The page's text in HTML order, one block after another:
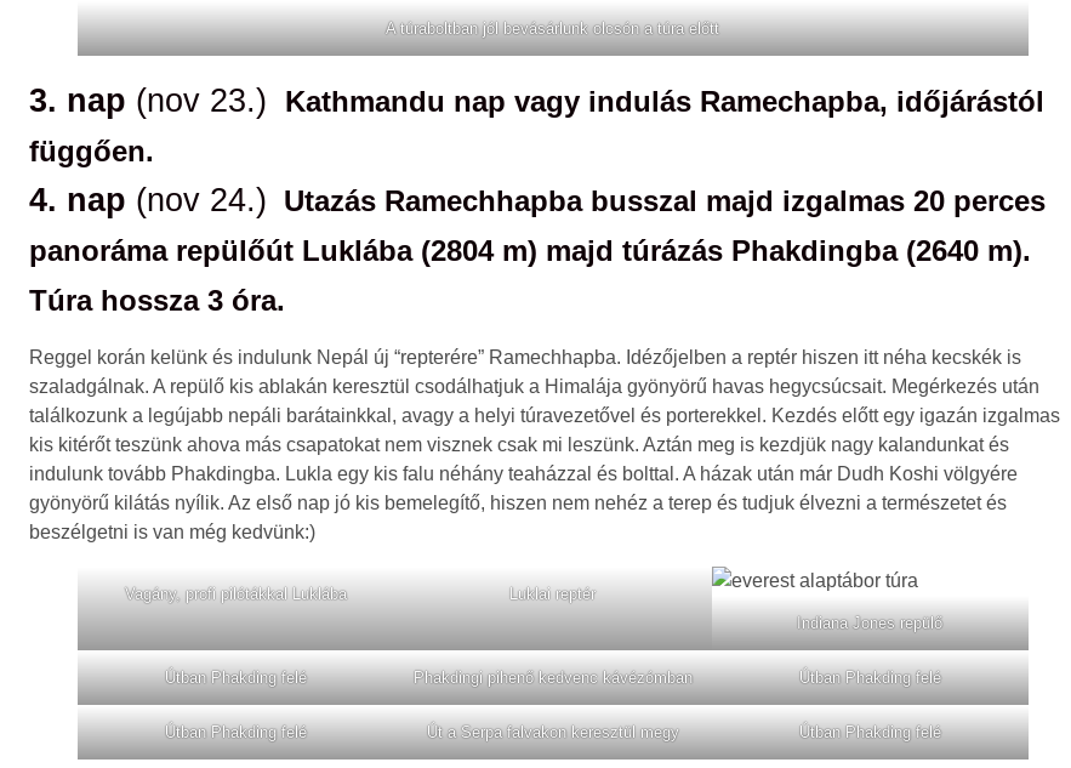
A túraboltban jól bevásárlunk olcsón a túra előtt
3. nap (nov 23.)
Kathmandu nap vagy indulás Ramechapba, időjárástól
függően.
4. nap (nov 24.) Utazás Ramechhapba busszal majd izgalmas 20 perces
panoráma repülőút Luklába (2804 m) majd túrázás Phakdingba (2640 m).
Túra hossza 3 óra.
Reggel korán kelünk és indulunk Nepál új “repterére” Ramechhapba. Idézőjelben a reptér hiszen itt néha kecskék is
szaladgálnak. A repülő kis ablakán keresztül csodálhatjuk a Himalája gyönyörű havas hegycsúcsait. Megérkezés után
találkozunk a legújabb nepáli barátainkkal, avagy a helyi túravezetővel és porterekkel. Kezdés előtt egy igazán izgalmas
kis kitérőt teszünk ahova más csapatokat nem visznek csak mi leszünk. Aztán meg is kezdjük nagy kalandunkat és
indulunk tovább Phakdingba. Lukla egy kis falu néhány teaházzal és bolttal. A házak után már Dudh Koshi völgyére
gyönyörű kilátás nyílik. Az első nap jó kis bemelegítő, hiszen nem nehéz a terep és tudjuk élvezni a természetet és
beszélgetni is van még kedvünk:)
Vagány, profi pilótákkal Luklába
Luklai reptér
Indiana Jones repülő
Útban Phakding felé Phakdingi pihenő kedvenc kávézómban Útban Phakding felé
Útban Phakding felé Út a Serpa falvakon keresztül megy Útban Phakding felé